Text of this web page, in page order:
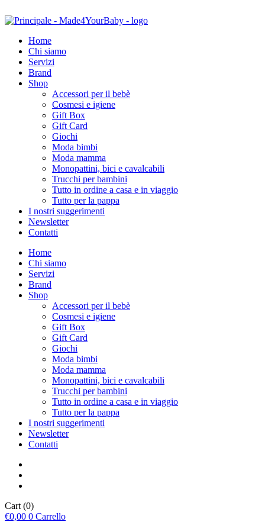
Home
Chi siamo
Servizi
Brand
Shop
Accessori per il bebè
Cosmesi e igiene
Gift Box
Gift Card
Giochi
Moda bimbi
Moda mamma
Monopattini, bici e cavalcabili
Trucchi per bambini
Tutto in ordine a casa e in viaggio
Tutto per la pappa
I nostri suggerimenti
Newsletter
Contatti
Home
Chi siamo
Servizi
Brand
Shop
Accessori per il bebè
Cosmesi e igiene
Gift Box
Gift Card
Giochi
Moda bimbi
Moda mamma
Monopattini, bici e cavalcabili
Trucchi per bambini
Tutto in ordine a casa e in viaggio
Tutto per la pappa
I nostri suggerimenti
Newsletter
Contatti
Cart (0)
€0,00 0 Carrello